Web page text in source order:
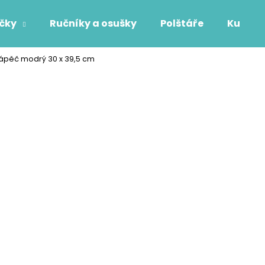
Ručníky a osušky Polštáře
modrý 30 x 39,5 cm
Co potřebujete najít?